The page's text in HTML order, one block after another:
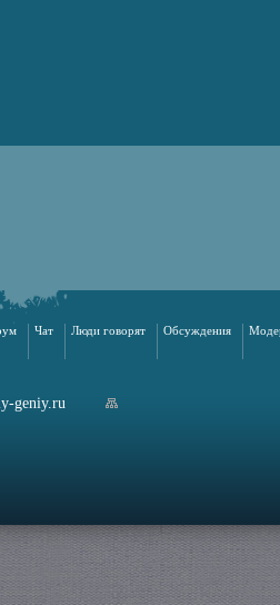
Чат Люди говорят Обсуждения
geniy.ru